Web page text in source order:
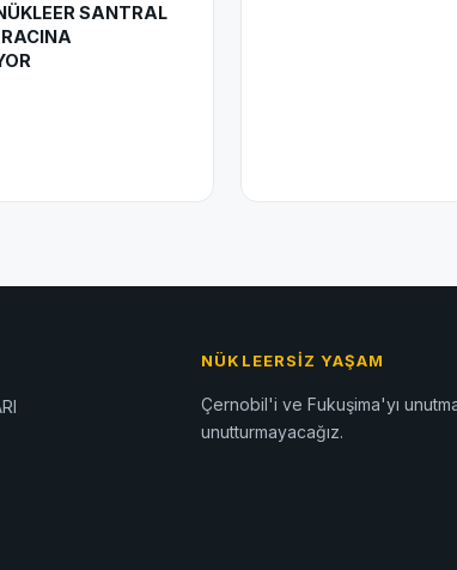
SANTRAL
NÜKLEERSIZ YAŞAM
Çernobil'i ve Fukuşima'yı
unutturmayacağız.